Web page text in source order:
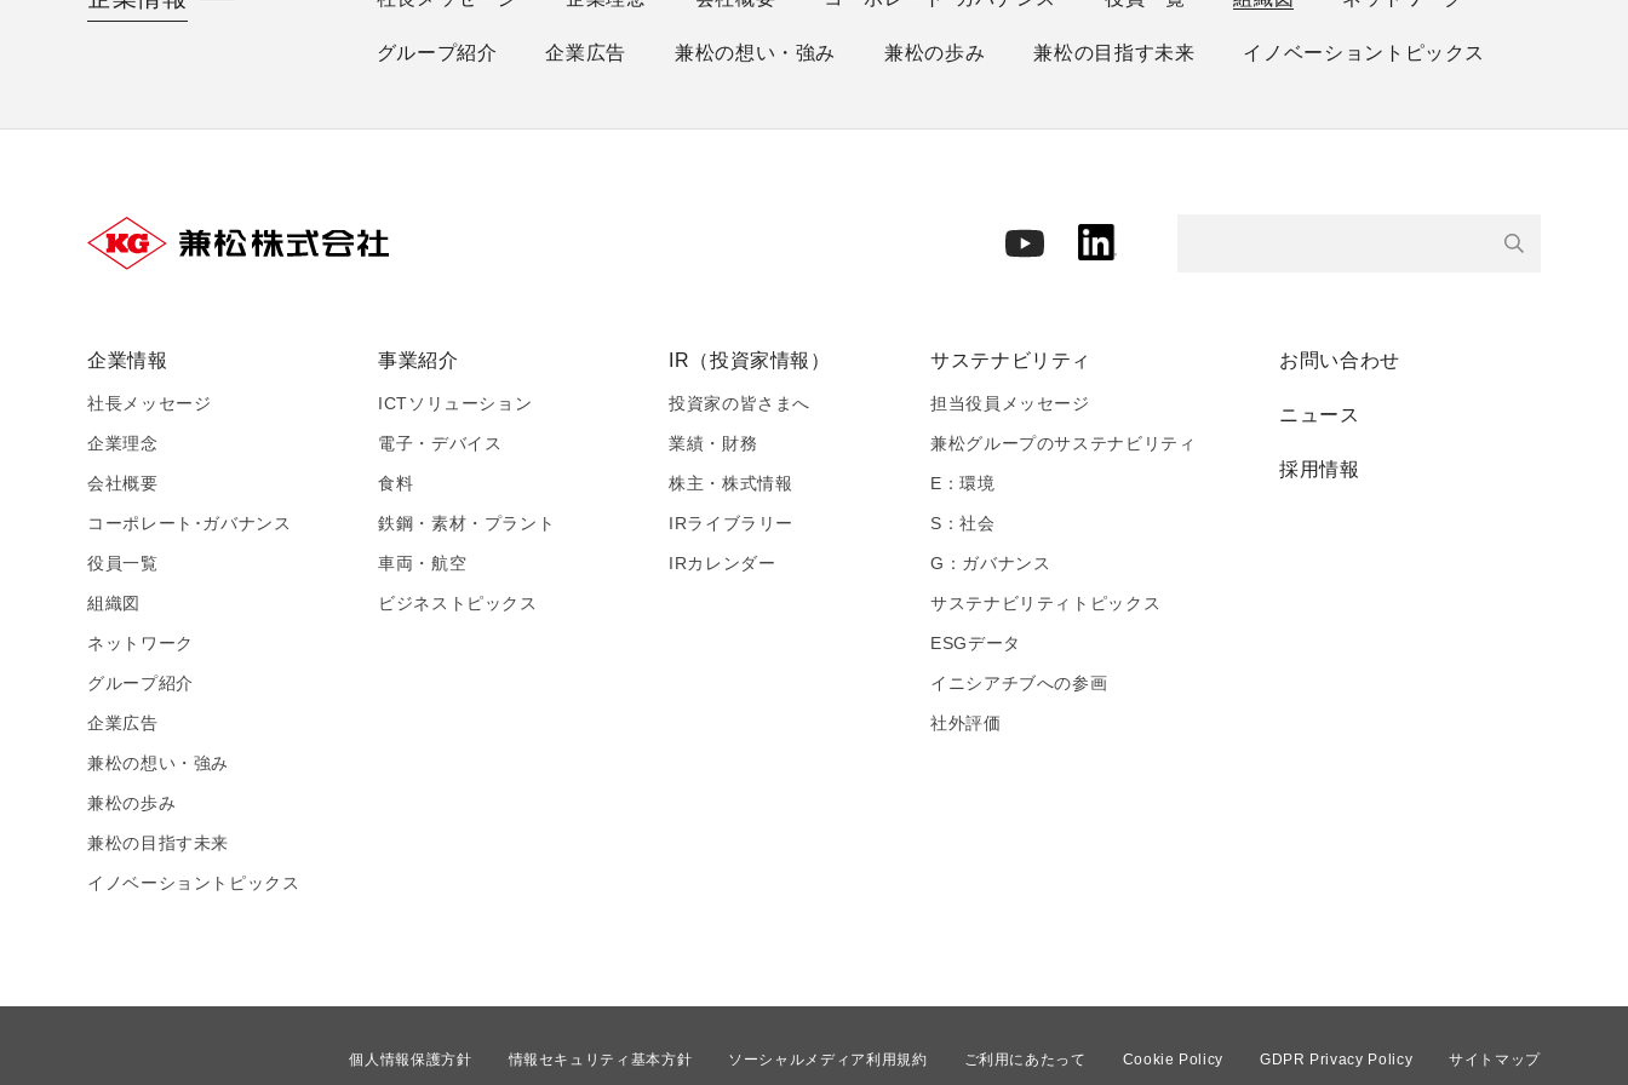
グループ紹介 企業広告 兼松の想い・強み 兼松の歩み 兼松の目指す未来 イノベーショントピックス
企業情報
社長メッセージ
企業理念
会社概要
コーポレート･ガバナンス
役員一覧
組織図
ネットワーク
グループ紹介
企業広告
兼松の想い・強み
兼松の歩み
兼松の目指す未来
イノベーショントピックス
事業紹介
ICTソリューション
電子・デバイス
食料
鉄鋼・素材・プラント
車両・航空
ビジネストピックス
IR（投資家情報）
投資家の皆さまへ
業績・財務
株主・株式情報
IRライブラリー
IRカレンダー
サステナビリティ
担当役員メッセージ
兼松グループのサステナビリティ
E：環境
S：社会
G：ガバナンス
サステナビリティトピックス
ESGデータ
イニシアチブへの参画
社外評価
お問い合わせ
ニュース
採用情報
個人情報保護方針 情報セキュリティ基本方針 ソーシャルメディア利用規約 ご利用にあたって Cookie Policy GDPR Privacy Policy サイトマップ